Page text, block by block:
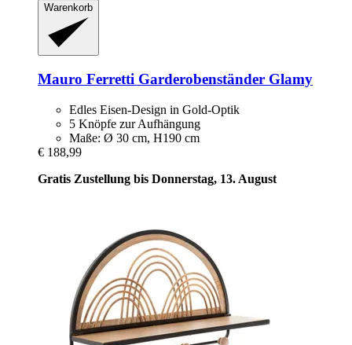
Warenkorb
Mauro Ferretti Garderobenständer Glamy
Edles Eisen-Design in Gold-Optik
5 Knöpfe zur Aufhängung
Maße: Ø 30 cm, H190 cm
€ 188,99
Gratis Zustellung bis Donnerstag, 13. August